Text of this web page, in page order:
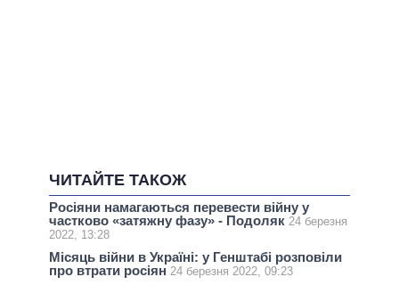
ЧИТАЙТЕ ТАКОЖ
Росіяни намагаються перевести війну у
частково «затяжну фазу» - Подоляк 24 березня
2022, 13:28
Місяць війни в Україні: у Генштабі розповіли
про втрати росіян 24 березня 2022, 09:23